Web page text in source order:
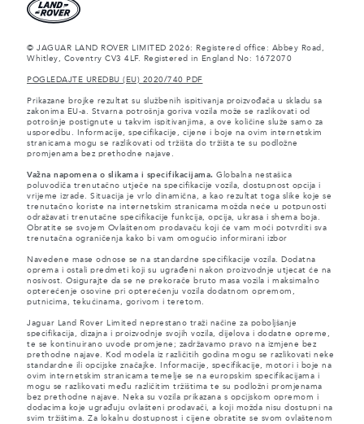
© JAGUAR LAND ROVER LIMITED 2026: Registered office: Abbey Road,
Whitley, Coventry CV3 4LF. Registered in England No: 1672070
POGLEDAJTE UREDBU (EU) 2020/740 PDF
Prikazane brojke rezultat su službenih ispitivanja proizvođača u skladu sa
zakonima EU-a. Stvarna potrošnja goriva vozila može se razlikovati od
potrošnje postignute u takvim ispitivanjima, a ove količine služe samo za
usporedbu. Informacije, specifikacije, cijene i boje na ovim internetskim
stranicama mogu se razlikovati od tržišta do tržišta te su podložne
promjenama bez prethodne najave.
Važna napomena o slikama i specifikacijama. Globalna nestašica
poluvodiča trenutačno utječe na specifikacije vozila, dostupnost opcija i
vrijeme izrade. Situacija je vrlo dinamična, a kao rezultat toga slike koje se
trenutačno koriste na internetskim stranicama možda neće u potpunosti
odražavati trenutačne specifikacije funkcija, opcija, ukrasa i shema boja.
Obratite se svojem Ovlaštenom prodavaču koji će vam moći potvrditi sva
trenutačna ograničenja kako bi vam omogućio informirani izbor
Navedene mase odnose se na standardne specifikacije vozila. Dodatna
oprema i ostali predmeti koji su ugrađeni nakon proizvodnje utjecat će na
nosivost. Osigurajte da se ne prekorače bruto masa vozila i maksimalno
opterećenje osovine pri opterećenju vozila dodatnom opremom,
putnicima, tekućinama, gorivom i teretom.
Jaguar Land Rover Limited neprestano traži načine za poboljšanje
specifikacija, dizajna i proizvodnje svojih vozila, dijelova i dodatne opreme,
te se kontinuirano uvode promjene; zadržavamo pravo na izmjene bez
prethodne najave. Kod modela iz različitih godina mogu se razlikovati neke
standardne ili opcijske značajke. Informacije, specifikacije, motori i boje na
ovim internetskim stranicama temelje se na europskim specifikacijama i
mogu se razlikovati među različitim tržištima te su podložni promjenama
bez prethodne najave. Neka su vozila prikazana s opcijskom opremom i
dodacima koje ugrađuju ovlašteni prodavači, a koji možda nisu dostupni na
svim tržištima. Za lokalnu dostupnost i cijene obratite se svom ovlaštenom